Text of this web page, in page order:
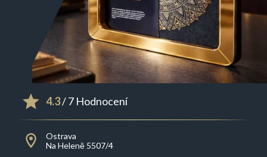
4.3/ 7 Hodnocení
Ostrava
Na Heleně 5507/4